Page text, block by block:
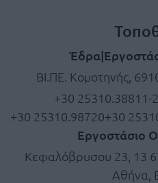
ΒΙ.ΠΕ. Κομοτηνής,
+30 25310.38811-2
+30 25310.98720+30
Εργοστάσιο
Κεφαλόβρυσου 23, 13
Αθήνα,